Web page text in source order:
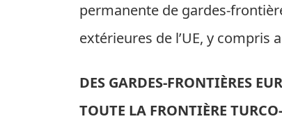
permanente de gardes-
extérieures de l’UE, y compris
DES GARDES-FRONTIÈRES
TOUTE LA FRONTIÈRE